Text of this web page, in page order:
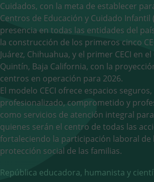
Cuidados, con la meta de establecer
Centros de Educación y Cuidado Infantil
presencia en todas las entidades del
la construcción de los primeros cinco
Juárez, Chihuahua, y el primer CECI en
Quintín, Baja California, con la
centros en operación para 2026.
El modelo CECI ofrece espacios
profesionalizado, comprometido y
como servicios de atención integral
quienes serán el centro de todas las
fortaleciendo la participación laboral de
protección social de las familias.
República educadora, humanista y